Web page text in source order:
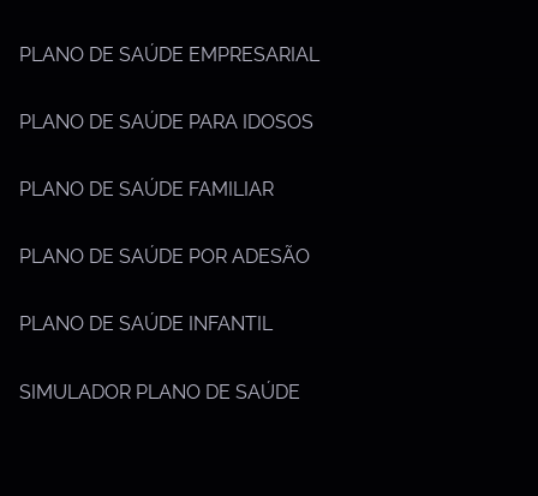
PLANO DE SAÚDE EMPRESARIAL
PLANO DE SAÚDE PARA IDOSOS
PLANO DE SAÚDE FAMILIAR
PLANO DE SAÚDE POR ADESÃO
PLANO DE SAÚDE INFANTIL
SIMULADOR PLANO DE SAÚDE